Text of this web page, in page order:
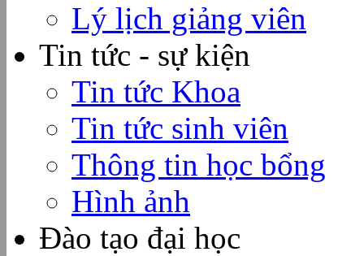
Lý lịch giảng viên
Tin tức - sự kiện
Tin tức Khoa
Tin tức sinh viên
Thông tin học bổng
Hình ảnh
Đào tạo đại học